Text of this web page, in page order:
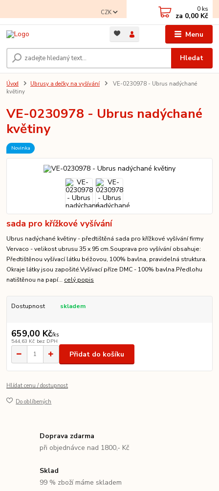
Menu
CZK
Hledat
0 ks
za 0,00 Kč
Úvod Ubrusy a dečky na vyšívání
VE-0230978 - Ubrus nadýchané
květiny
VE-0230978 - Ubrus nadýchané
květiny
Novinka
sada pro křížkové vyšívání
Ubrus nadýchané květiny - předtištěná sada pro křížkové vyšívání firmy
Vervaco - velikost ubrusu 35 x 95 cm.Souprava pro vyšívání obsahuje:
Předtištěnou vyšívací látku béžovou, 100% bavlna, pravidelná struktura.
Okraje látky jsou zapošité.Vyšívací příze DMC - 100% bavlna.Předlohu
natištěnou na papí... celý popis
Dostupnost skladem
659,00 Kč/ks
544,63 Kč bez DPH
Přidat do košíku
Hlídat cenu / dostupnost
Do oblíbených
Doprava zdarma
při objednávce nad 1800,- Kč
Sklad
99 % zboží máme skladem